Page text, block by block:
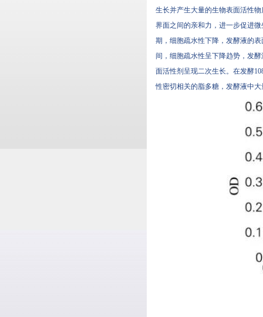
生长并产生大量的生物表面活性物
界面之间的亲和力，进一步促
期，细胞疏水性下降，发酵液
间，细胞疏水性呈下降趋势
面活性剂呈现二次生长。在发酵
性密切相关的脂多糖，发酵液